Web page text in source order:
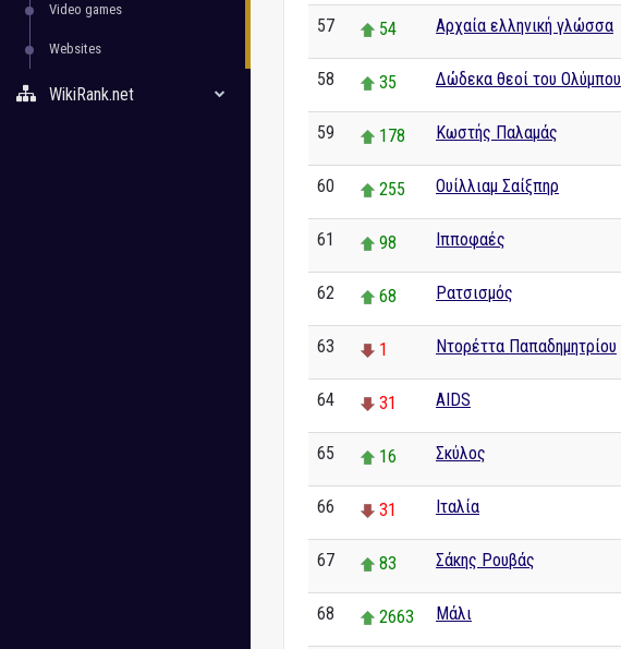
Video games
Websites
WikiRank.net
57 54 Αρχαία ελληνική γλώσσα
58 35 Δώδεκα θεοί του Ολύμπου
59 178 Κωστής Παλαμάς
60 255 Ουίλλιαμ Σαίξπηρ
61 98 Ιπποφαές
62 68 Ρατσισμός
63 1 Ντορέττα Παπαδημητρίου
64 31 AIDS
65 16 Σκύλος
66 31 Ιταλία
67 83 Σάκης Ρουβάς
68 2663 Μάλι